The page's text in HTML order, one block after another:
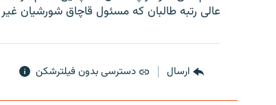
عالی رتبه طالبان که مسئول قاچاق شورشيان
ارسال دسترسی بدون فیلترشکن